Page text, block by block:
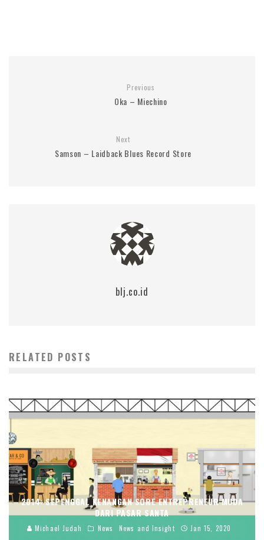
Previous
Oka – Miechino
Next
Samson – Laidback Blues Record Store
blj.co.id
RELATED POSTS
2014: SEPENGGAL KENANGAN SORE ENTREPRENEUR MUDA
DARI PASAR SANTA
Michael Judah News News and Insight Jan 15, 2020